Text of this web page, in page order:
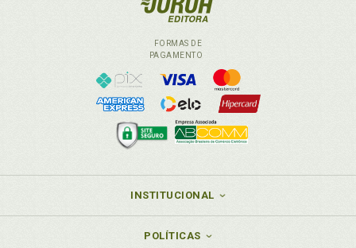
FORMAS DE
PAGAMENTO
INSTITUCIONAL
POLÍTICAS